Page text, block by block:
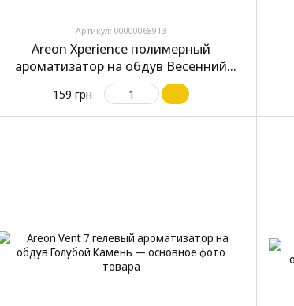
Артикул: 00000068913
Areon Xperience полимерный
ароматизатор на обдув Весенний
Букет
159 грн